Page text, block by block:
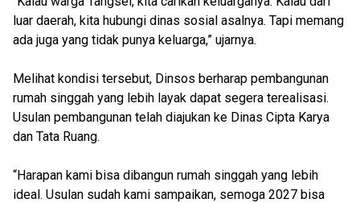
luar daerah, kita hubungi dinas sosial asalnya. Tapi memang
ada juga yang tidak punya keluarga,” ujarnya.
Melihat kondisi tersebut, Dinsos berharap pembangunan
rumah singgah yang lebih layak dapat segera terealisasi.
Usulan pembangunan telah diajukan ke Dinas Cipta Karya
dan Tata Ruang.
“Harapan kami bisa dibangun rumah singgah yang lebih
ideal. Usulan sudah kami sampaikan, semoga 2027 bisa